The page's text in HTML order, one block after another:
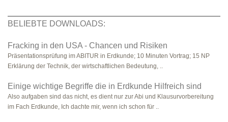
BELIEBTE DOWNLOADS:
Fracking in den USA - Chancen und Risiken
Präsentationsprüfung im ABITUR in Erdkunde; 10 Minuten Vortrag; 15 NP
Erklärung der Technik, der wirtschaftlichen Bedeutung, ..
Einige wichtige Begriffe die in Erdkunde Hilfreich sind
Also aufgaben sind das nicht, es dient nur zur Abi und Klausurvorbereitung
im Fach Erdkunde, Ich dachte mir, wenn ich schon für ..